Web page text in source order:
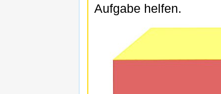
Aufgabe helfen.